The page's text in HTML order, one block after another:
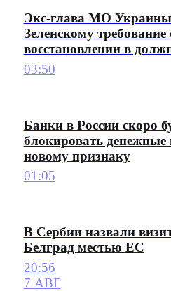
Экс-глава МО
Зеленскому требование
восстановлении в
03:50
Банки в России скоро
блокировать денежные
новому признаку
01:05
В Сербии назвали
Белград местью ЕС
20:56
7 АВГ